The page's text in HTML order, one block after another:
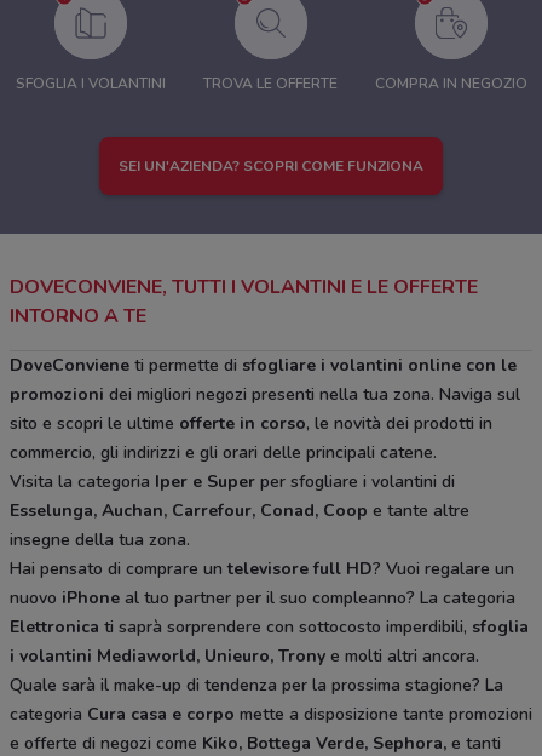
SFOGLIA I VOLANTINI TROVA LE OFFERTE COMPRA IN NEGOZIO
SEI UN'AZIENDA? SCOPRI COME FUNZIONA
DOVECONVIENE, TUTTI I VOLANTINI E LE OFFERTE
INTORNO A TE
DoveConviene ti permette di sfogliare i volantini online con le
promozioni dei migliori negozi presenti nella tua zona. Naviga sul
sito e scopri le ultime offerte in corso, le novità dei prodotti in
commercio, gli indirizzi e gli orari delle principali catene.
Visita la categoria Iper e Super per sfogliare i volantini di
Esselunga, Auchan, Carrefour, Conad, Coop e tante altre
insegne della tua zona.
Hai pensato di comprare untelevisore full HD? Vuoi regalare un
nuovo iPhone al tuo partner per il suo compleanno? La categoria
Elettronica ti saprà sorprendere con sottocosto imperdibili, sfoglia
i volantini Mediaworld, Unieuro, Trony e molti altri ancora.
Quale sarà il make-up di tendenza per la prossima stagione? La
categoria Cura casa e corpo mette a disposizione tante promozioni
e offerte di negozi come Kiko, Bottega Verde, Sephora, e tanti